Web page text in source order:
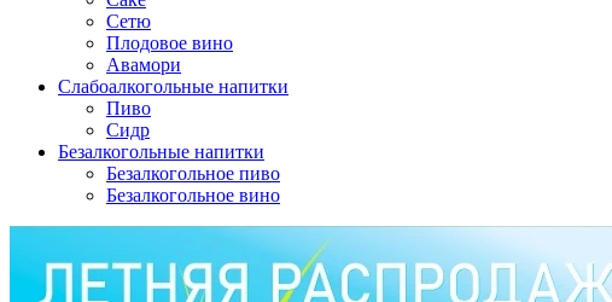
Сетю
Плодовое вино
Авамори
Слабоалкогольные напитки
Пиво
Сидр
Безалкогольные напитки
Безалкогольное пиво
Безалкогольное вино